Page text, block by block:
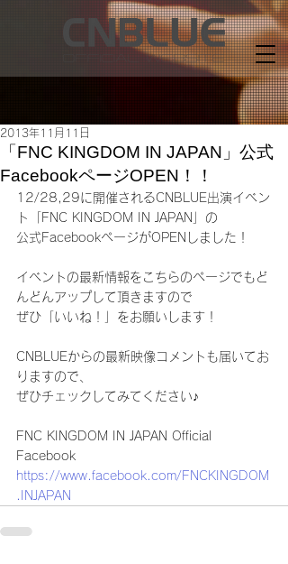
「FNC KINGDOM IN JAPAN」公式
FacebookページOPEN！！
2013年11月11日
12/28,29に開催されるCNBLUE出演イベン
ト「FNC KINGDOM IN JAPAN」の
公式FacebookページがOPENしました！
イベントの最新情報をこちらのページでもど
んどんアップして頂きますので
ぜひ「いいね！」をお願いします！
CNBLUEからの最新映像コメントも届いてお
りますので、
ぜひチェックしてみてください♪
FNC KINGDOM IN JAPAN Official
Facebook
https://www.facebook.com/FNCKINGDOM
.INJAPAN